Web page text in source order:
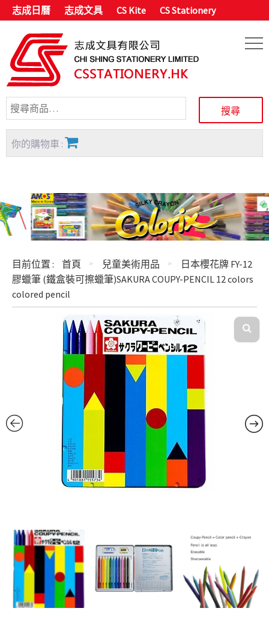
志成日曆 志成文具 CS Kite CS Stationery
你的購物車 :
目前位置 : 首頁 兒童美術用品
日本櫻花牌 FY-12
膠蠟筆 (鐵盒裝可擦蠟筆)SAKURA COUPY-PENCIL 12 colors
colored pencil